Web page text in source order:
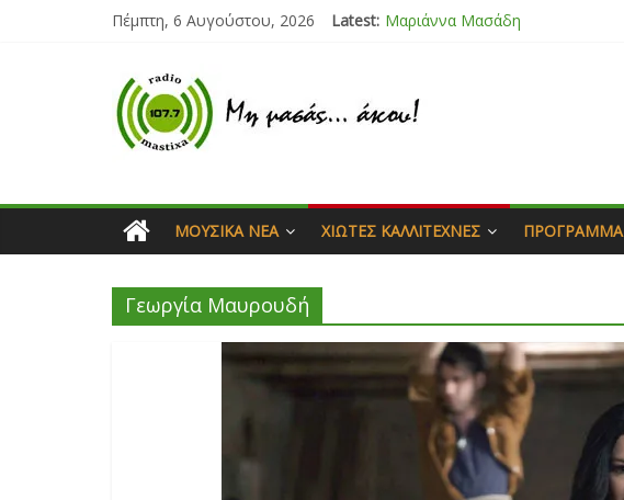
Πέμπτη, 6 Αυγούστου, 2026 Latest: Μαριάννα Μασάδη
Ιορδάνης Αγαπητός
ΜΟΥΣΙΚΆ ΝΈΑ ΧΙΏΤΕΣ ΚΑΛΛΙΤΈΧΝΕΣ ΠΡΌΓΡΑΜΜΑ
Γεωργία Μαυρουδή